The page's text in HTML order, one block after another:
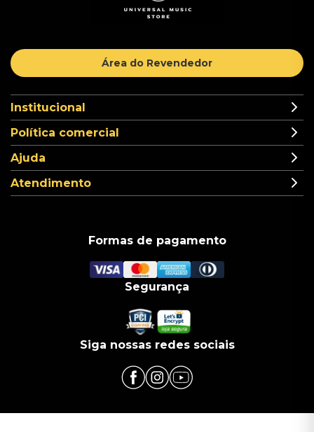
Área do Revendedor
Institucional
Política comercial
Ajuda
Atendimento
Formas de pagamento
Segurança
Siga nossas redes sociais